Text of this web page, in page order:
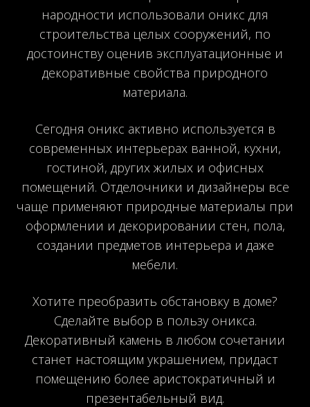
народности использовали оникс для
строительства целых сооружений, по
достоинству оценив эксплуатационные и
декоративные свойства природного
материала.
Сегодня оникс активно используется в
современных интерьерах ванной, кухни,
гостиной, других жилых и офисных
помещений. Отделочники и дизайнеры все
чаще применяют природные материалы при
оформлении и декорировании стен, пола,
создании предметов интерьера и даже
мебели.
Хотите преобразить обстановку в доме?
Сделайте выбор в пользу оникса.
Декоративный камень в любом сочетании
станет настоящим украшением, придаст
помещению более аристократичный и
презентабельный вид.